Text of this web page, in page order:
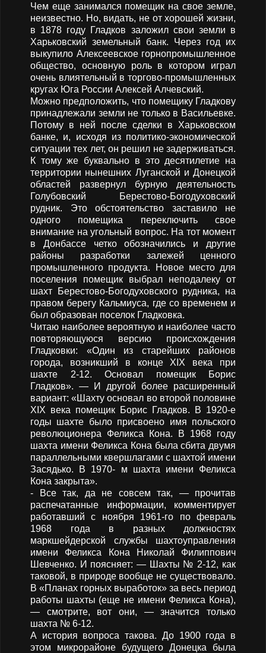
Чем еще занимался помещик на свое земле,
неизвестно. Но, видать, не от хорошей жизни,
в 1878 году Гладков заложил свои земли в
Харьковский земельный банк. Через год их
выкупило Алексеевское горнопромышленное
общество, основную роль в котором играл
очень влиятельный в торгово-промышленных
кругах Юга России Алексей Алчевский.
Можно предположить, что помещику Гладкову
принадлежали земли не только в Васильевке.
Потому в ней после сделки в Харьковском
банке, и, исходя из политико-экономической
ситуации тех лет, он решил не задерживаться.
К тому же буквально в это десятилетие на
территории нынешних Луганской и Донецкой
областей развернул бурную деятельность
Голубовский Берестово-Богодуховский
рудник. Это обстоятельство заставило не
одного помещика переключить свое
внимание на угольный вопрос. На тот момент
в Донбассе четко обозначились и другие
районы разработки залежей ценного
промышленного продукта. Новое место для
поселения помещик выбрал неподалеку от
шахт Берестово-Богодуховского рудника, на
правом берегу Кальмиуса, где со временем и
был образован поселок Гладковка.
Читаю наиболее вероятную и наиболее часто
повторяющуюся версию происхождения
Гладковки: «Один из старейших районов
города, возникший в конце ХIХ века при
шахте 2-12. Основал помещик Борис
Гладков». — И другой более расширенный
вариант: «Шахту основал во второй половине
ХIХ века помещик Борис Гладков. В 1920-е
годы шахте было присвоено имя польского
революционера Феликса Кона. В 1968 году
шахта имени Феликса Кона была сбита двумя
параллельными квершлагами с шахтой имени
Засядько. В 1970- м шахта имени Феликса
Кона закрыта».
- Все так, да не совсем так, — прочитав
распечатанные информации, комментирует
работавший с ноября 1961-го по февраль
1968 года в разных должностях
маркшейдерской службы шахтоуправления
имени Феликса Кона Николай Филиппович
Шевченко. И поясняет: — Шахты № 2-12, как
таковой, в природе вообще не существовало.
В «Планах горных выработок» за весь период
работы шахты (еще не имени Феликса Кона),
— смотрите, вот они, — значится только
шахта № 6-12.
А история вопроса такова. До 1900 года в
этом микрорайоне будущего Донецка была